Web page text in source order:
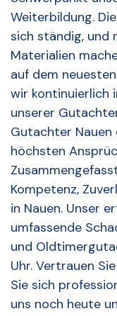
Weiterbildung.
sich ständig, und
Materialien
auf dem
wir kontinuierlich
unserer
Gutachter Nauen
höchsten
Kompetenz,
in Nauen. Unser
umfassende
und
Uhr. Vertrauen
Sie sich
uns noch heute